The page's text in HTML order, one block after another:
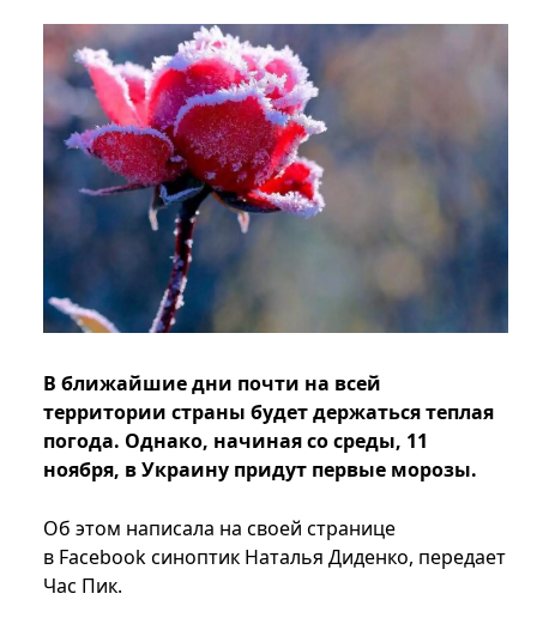
В ближайшие дни почти на всей
территории страны будет держаться теплая
погода. Однако, начиная со среды, 11
ноября, в Украину придут первые морозы.
Об этом написала на своей странице
в Facebook синоптик Наталья Диденко, передает
Час Пик.